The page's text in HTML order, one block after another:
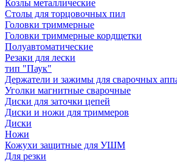
Козлы металлические
Столы для торцовочных пил
Головки триммерные
Головки триммерные кордщетки
Полуавтоматические
Резаки для лески
тип "Паук"
Держатели и зажимы для сварочных
Уголки магнитные сварочные
Диски для заточки цепей
Диски и ножи для триммеров
Диски
Ножи
Кожухи защитные для УШМ
Для резки